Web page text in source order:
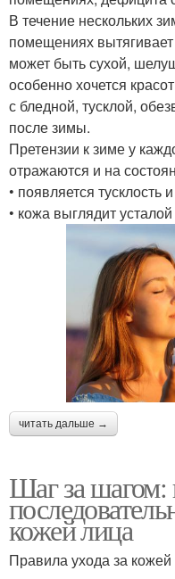
В течение нескольких
помещениях
может быть сухой,
особенно хочется
с бледной, тусклой,
после зимы.
Претензии к зиме у
отражаются и на
• появляется тусклость
• кожа выглядит
читать дальше →
Шаг за шагом:
кожей лица
Правила ухода за